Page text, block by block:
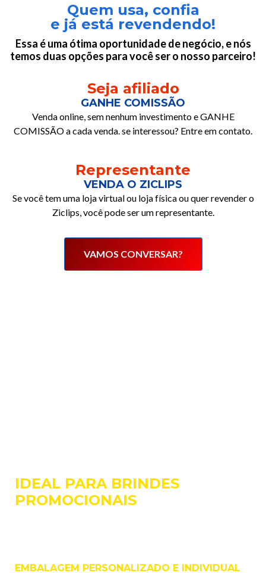
Quem usa, confia
e já está revendendo!
Essa é uma ótima oportunidade de negócio, e nós
temos duas opções para você ser o nosso parceiro!
Seja afiliado
GANHE COMISSÃO
Venda online, sem nenhum investimento e GANHE
COMISSÃO a cada venda. se interessou? Entre em contato.
Representante
VENDA O ZICLIPS
Se você tem uma loja virtual ou loja física ou quer revender o
Ziclips, você pode ser um representante.
VAMOS CONVERSAR?
IDEAL PARA BRINDES
PROMOCIONAIS
EMBALAGEM PERSONALIZADO E INDIVIDUAL